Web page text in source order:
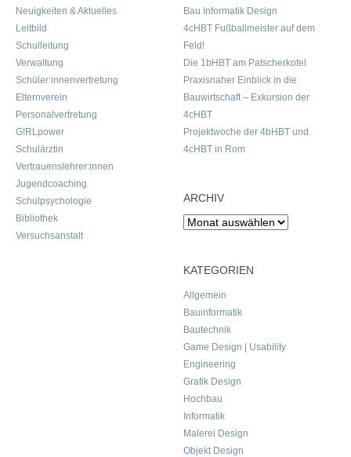
Neuigkeiten & Aktuelles
Leitbild
Schulleitung
Verwaltung
Schüler:innenvertretung
Elternverein
Personalvertretung
G!RLpower
Schulärztin
Vertrauenslehrer:innen
Jugendcoaching
Schulpsychologie
Bibliothek
Versuchsanstalt
Bau Informatik Design
4cHBT Fußballmeister auf dem
Feld!
Die 1bHBT am Patscherkofel
Praxisnaher Einblick in die
Bauwirtschaft – Exkursion der
4cHBT
Projektwoche der 4bHBT und
4cHBT in Rom
ARCHIV
Archiv
KATEGORIEN
Allgemein
Bauinformatik
Bautechnik
Game Design | Usability
Engineering
Grafik Design
Hochbau
Informatik
Malerei Design
Objekt Design